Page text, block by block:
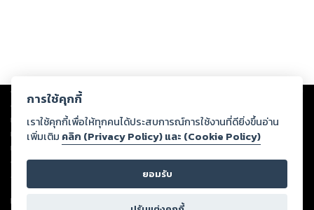
Copyright © 2026
ต่อผลงานหรือเนื้อหาใดที่อัปโหลดผ่านเว็บไซต์และปรากฏว่าละเมิดสิทธิใน
ทรัพย์สินทางปัญญาของบุคคลอื่นหรือขัดต่อกฎหมายและศีลธรรม ดังนั้น ผู้อ่าน
ทุกท่านโปรดใช้วิจารณญาณในการกลั่นกรองด้วยตนเอง และหากท่านพบว่าส่วน
หนึ่งส่วนใดขัดต่อกฎหมายและศีลธรรม กรุณาแจ้งมายังบริษัท เพื่อทีมงานจะได้
ดำเนินการในทันที ทั้งนี้ ทางสตอรี่ล็อกขอสงวนลิขสิทธิ์ตามพระราชบัญญัติ
ลิขสิทธิ์ พ.ศ. 2537 (ฉบับล่าสุด)
For support: member@ookbee.com
การใช้คุกกี้
เราใช้คุกกี้เพื่อให้ทุกคนได้ประสบการณ์การใช้งานที่ดียิ่งขึ้นอ่าน
เพิ่มเติม คลิก (Privacy Policy) และ (Cookie Policy)
ยอมรับ